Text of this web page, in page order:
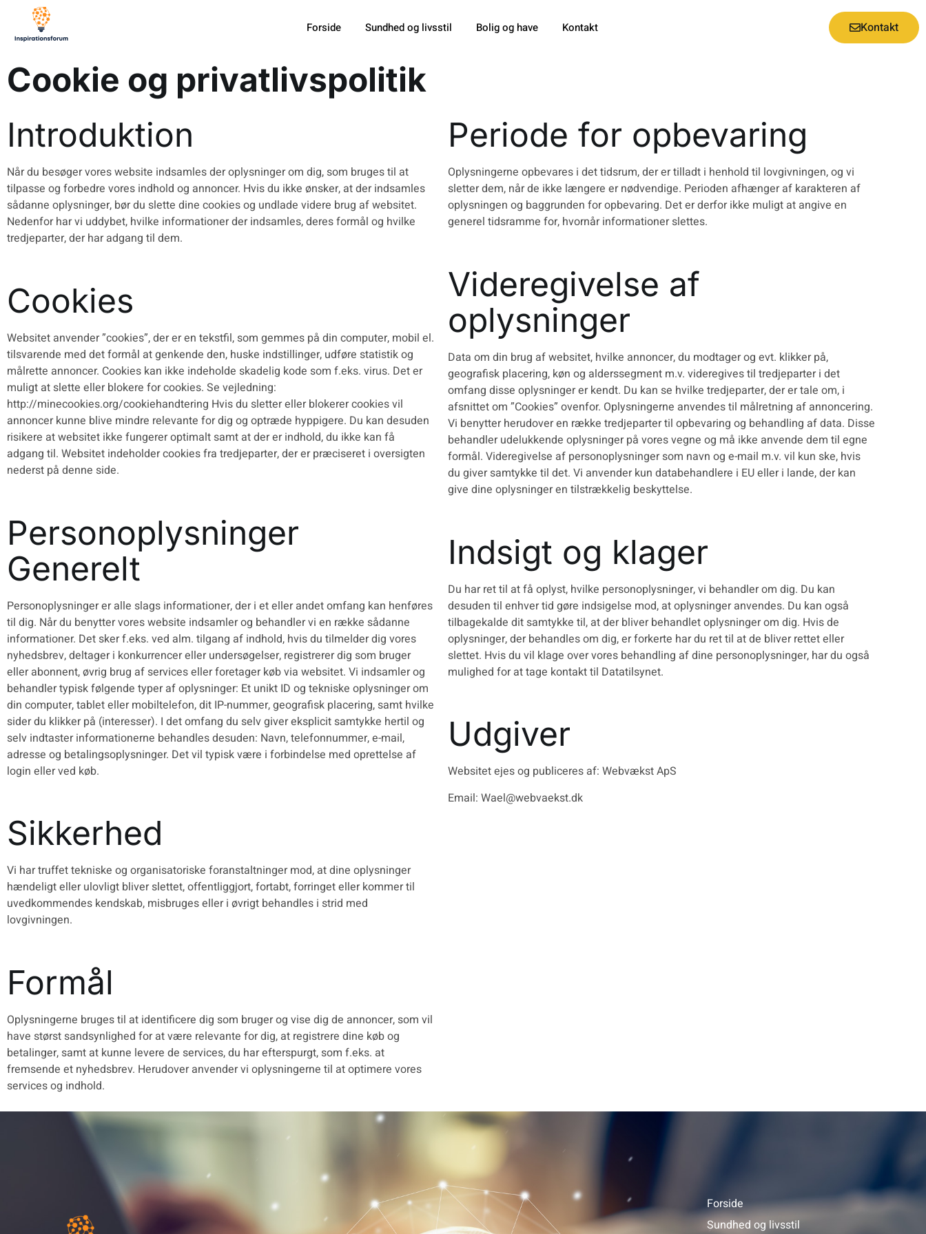
Forside Sundhed og livsstil Bolig og have Kontakt Kontakt
Cookie og privatlivspolitik
Introduktion
Når du besøger vores website indsamles der oplysninger om dig, som bruges til at
tilpasse og forbedre vores indhold og annoncer. Hvis du ikke ønsker, at der indsamles
sådanne oplysninger, bør du slette dine cookies og undlade videre brug af websitet.
Nedenfor har vi uddybet, hvilke informationer der indsamles, deres formål og hvilke
tredjeparter, der har adgang til dem.
Cookies
Websitet anvender ”cookies”, der er en tekstfil, som gemmes på din computer, mobil el.
tilsvarende med det formål at genkende den, huske indstillinger, udføre statistik og
målrette annoncer. Cookies kan ikke indeholde skadelig kode som f.eks. virus. Det er
muligt at slette eller blokere for cookies. Se vejledning:
http://minecookies.org/cookiehandtering Hvis du sletter eller blokerer cookies vil
annoncer kunne blive mindre relevante for dig og optræde hyppigere. Du kan desuden
risikere at websitet ikke fungerer optimalt samt at der er indhold, du ikke kan få
adgang til. Websitet indeholder cookies fra tredjeparter, der er præciseret i oversigten
nederst på denne side.
Personoplysninger
Generelt
Personoplysninger er alle slags informationer, der i et eller andet omfang kan henføres
til dig. Når du benytter vores website indsamler og behandler vi en række sådanne
informationer. Det sker f.eks. ved alm. tilgang af indhold, hvis du tilmelder dig vores
nyhedsbrev, deltager i konkurrencer eller undersøgelser, registrerer dig som bruger
eller abonnent, øvrig brug af services eller foretager køb via websitet. Vi indsamler og
behandler typisk følgende typer af oplysninger: Et unikt ID og tekniske oplysninger om
din computer, tablet eller mobiltelefon, dit IP-nummer, geografisk placering, samt hvilke
sider du klikker på (interesser). I det omfang du selv giver eksplicit samtykke hertil og
selv indtaster informationerne behandles desuden: Navn, telefonnummer, e-mail,
adresse og betalingsoplysninger. Det vil typisk være i forbindelse med oprettelse af
login eller ved køb.
Sikkerhed
Vi har truffet tekniske og organisatoriske foranstaltninger mod, at dine oplysninger
hændeligt eller ulovligt bliver slettet, offentliggjort, fortabt, forringet eller kommer til
uvedkommendes kendskab, misbruges eller i øvrigt behandles i strid med
lovgivningen.
Formål
Oplysningerne bruges til at identificere dig som bruger og vise dig de annoncer, som vil
have størst sandsynlighed for at være relevante for dig, at registrere dine køb og
betalinger, samt at kunne levere de services, du har efterspurgt, som f.eks. at
fremsende et nyhedsbrev. Herudover anvender vi oplysningerne til at optimere vores
services og indhold.
Periode for opbevaring
Oplysningerne opbevares i det tidsrum, der er tilladt i henhold til lovgivningen, og vi
sletter dem, når de ikke længere er nødvendige. Perioden afhænger af karakteren af
oplysningen og baggrunden for opbevaring. Det er derfor ikke muligt at angive en
generel tidsramme for, hvornår informationer slettes.
Videregivelse af
oplysninger
Data om din brug af websitet, hvilke annoncer, du modtager og evt. klikker på,
geografisk placering, køn og alderssegment m.v. videregives til tredjeparter i det
omfang disse oplysninger er kendt. Du kan se hvilke tredjeparter, der er tale om, i
afsnittet om ”Cookies” ovenfor. Oplysningerne anvendes til målretning af annoncering.
Vi benytter herudover en række tredjeparter til opbevaring og behandling af data. Disse
behandler udelukkende oplysninger på vores vegne og må ikke anvende dem til egne
formål. Videregivelse af personoplysninger som navn og e-mail m.v. vil kun ske, hvis
du giver samtykke til det. Vi anvender kun databehandlere i EU eller i lande, der kan
give dine oplysninger en tilstrækkelig beskyttelse.
Indsigt og klager
Du har ret til at få oplyst, hvilke personoplysninger, vi behandler om dig. Du kan
desuden til enhver tid gøre indsigelse mod, at oplysninger anvendes. Du kan også
tilbagekalde dit samtykke til, at der bliver behandlet oplysninger om dig. Hvis de
oplysninger, der behandles om dig, er forkerte har du ret til at de bliver rettet eller
slettet. Hvis du vil klage over vores behandling af dine personoplysninger, har du også
mulighed for at tage kontakt til Datatilsynet.
Udgiver
Websitet ejes og publiceres af: Webvækst ApS
Email: Wael@webvaekst.dk
Forside
Sundhed og livsstil